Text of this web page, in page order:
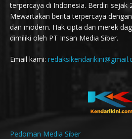
terpercaya di Indonesia. Berdiri sejak
Mewartakan berita terpercaya
dan modern. Hak cipta dan merek
dimiliki oleh PT Insan Media Siber.
Email kami:
Pedoman Media Siber